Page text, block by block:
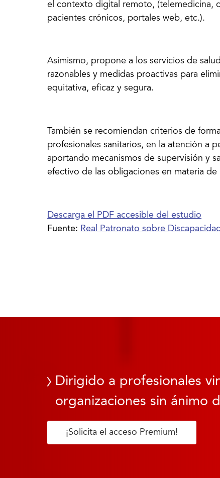
el contexto digital remoto, (telemedicina,
pacientes crónicos, portales web, etc.).
Asimismo, propone a los servicios de
razonables y medidas proactivas para
equitativa, eficaz y segura.
También se recomiendan criterios de
profesionales sanitarios, en la atención a
aportando mecanismos de supervisión y
efectivo de las obligaciones en materia de
Descarga el PDF accesible del estudio
Fuente: Real Patronato sobre Discapacidad
Dirigido a profesionales
organizaciones sin ánimo
¡Solicita el acceso Premium!